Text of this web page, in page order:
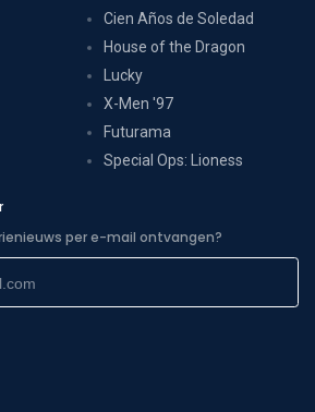
Cien Años de Soledad
House of the Dragon
Lucky
X-Men '97
Futurama
Special Ops: Lioness
per e-mail ontvangen?